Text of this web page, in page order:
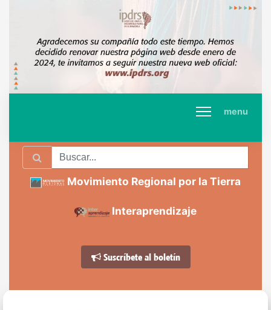
menu
Movimiento Regional por la Tierra
Interaprendizaje
Suscríbete al boletín